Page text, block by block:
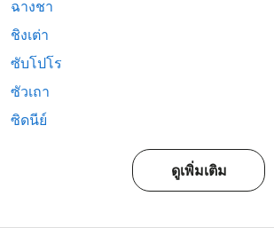
ฉางชา
ชิงเต่า
ซับโปโร
ซัวเถา
ซิดนีย์
ดูเพิ่มเติม